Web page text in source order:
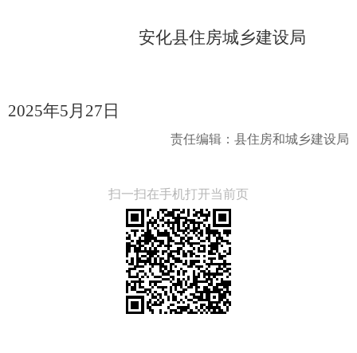
安化县住房城乡建设局
2025年5月27日
责任编辑：县住房和城乡建设局
扫一扫在手机打开当前页